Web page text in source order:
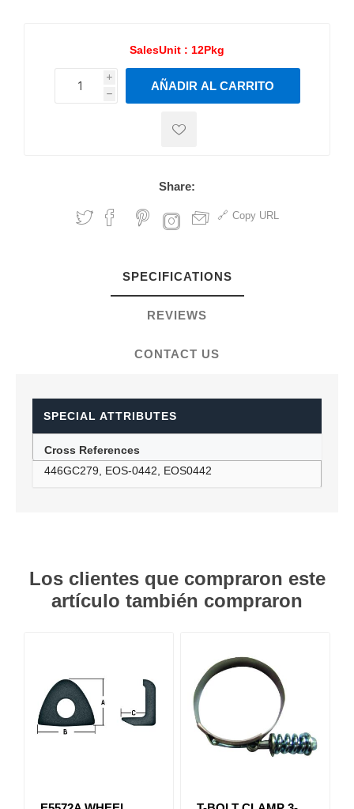
SalesUnit : 12Pkg
i
h
h
AÑADIR AL CARRITO
Share:
Copy URL
SPECIFICATIONS
REVIEWS
CONTACT US
SPECIAL ATTRIBUTES
Cross References
446GC279, EOS-0442, EOS0442
Los clientes que compraron este
artículo también compraron